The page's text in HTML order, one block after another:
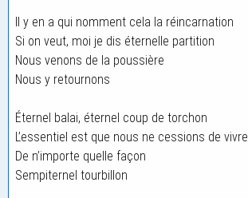
Il y en a qui nomment cela la réincarnation
Si on veut, moi je dis éternelle partition
Nous venons de la poussière
Nous y retournons
Éternel balai, éternel coup de torchon
L’essentiel est que nous ne cessions de vivre
De n’importe quelle façon
Sempiternel tourbillon